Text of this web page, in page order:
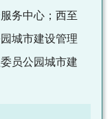
务中心；西至
城市建设管理
员公园城市建